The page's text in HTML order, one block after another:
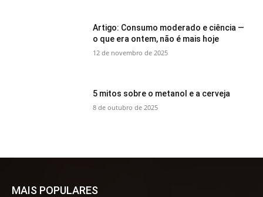
Artigo: Consumo moderado e ciência —
o que era ontem, não é mais hoje
12 de novembro de 2025
5 mitos sobre o metanol e a cerveja
8 de outubro de 2025
MAIS POPULARES